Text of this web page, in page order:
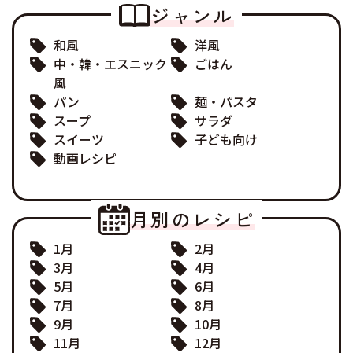
ジャンル
和風
洋風
中・韓・エスニック
風
ごはん
パン
麺・パスタ
スープ
サラダ
スイーツ
子ども向け
動画レシピ
月別のレシピ
1月
2月
3月
4月
5月
6月
7月
8月
9月
10月
11月
12月